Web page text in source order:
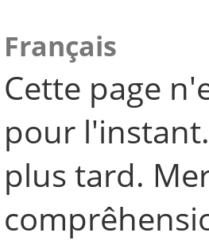
Français
Cette page
pour
plus tard.